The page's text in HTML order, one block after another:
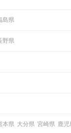
島県
野県
本県 大分県 宮崎県 鹿児